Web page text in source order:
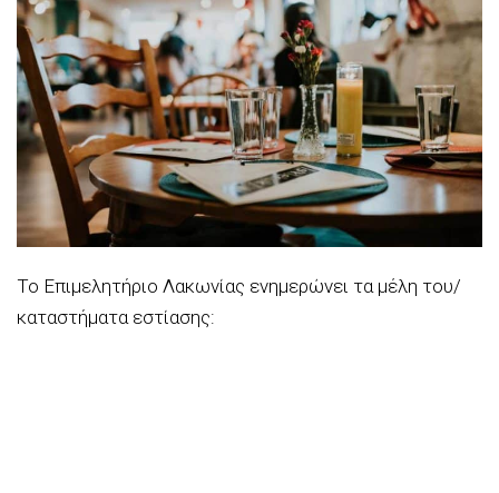
Το Επιμελητήριο Λακωνίας ενημερώνει τα μέλη του/
καταστήματα εστίασης: